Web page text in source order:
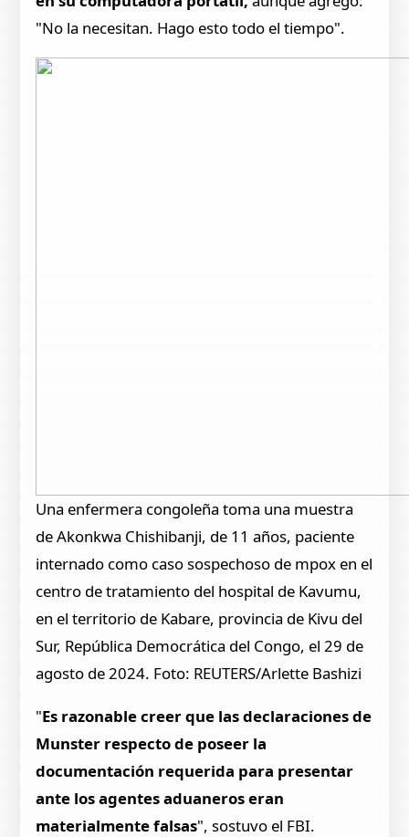
"No la necesitan. Hago esto todo el tiempo".
Una enfermera congoleña toma una muestra
de Akonkwa Chishibanji, de 11 años, paciente
internado como caso sospechoso de mpox en el
centro de tratamiento del hospital de Kavumu,
en el territorio de Kabare, provincia de Kivu del
Sur, República Democrática del Congo, el 29 de
agosto de 2024. Foto: REUTERS/Arlette Bashizi
"Es razonable creer que las declaraciones de
Munster respecto de poseer la
documentación requerida para presentar
ante los agentes aduaneros eran
materialmente falsas", sostuvo el FBI.